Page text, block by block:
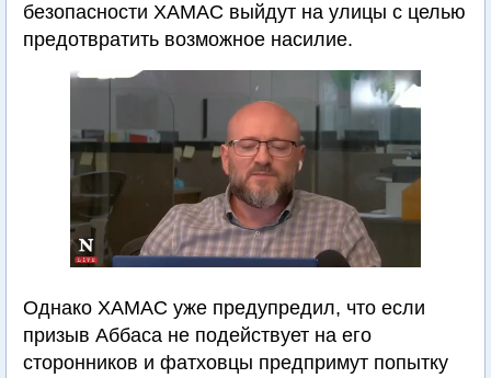
безопасности ХАМАС выйдут на улицы с целью
предотвратить возможное насилие.
Однако ХАМАС уже предупредил, что если
призыв Аббаса не подействует на его
сторонников и фатховцы предпримут попытку